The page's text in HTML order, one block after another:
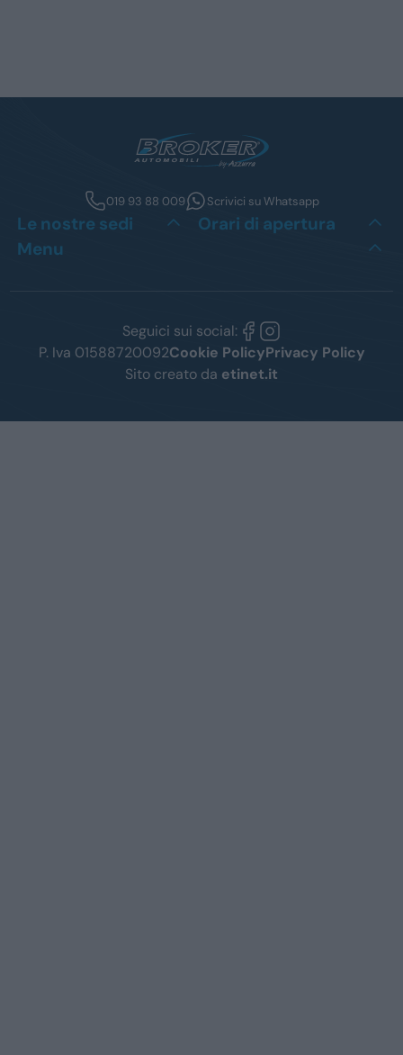
019 93 88 009 Scrivici su Whatsapp
Le nostre sedi
Orari di apertura
Menu
Seguici sui social:
P. Iva 01588720092Cookie PolicyPrivacy Policy
Sito creato da etinet.it